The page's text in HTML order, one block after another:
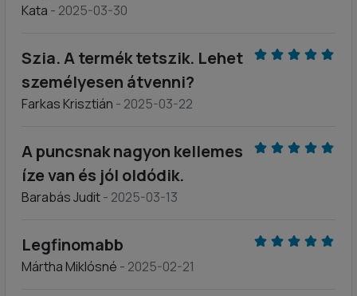
Kata - 2025-03-30
Szia. A termék tetszik. Lehet
személyesen átvenni?
Farkas Krisztián - 2025-03-22
A puncsnak nagyon kellemes
íze van és jól oldódik.
Barabás Judit- 2025-03-13
Legfinomabb
Mártha Miklósné - 2025-02-21